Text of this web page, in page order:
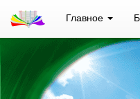
Главное